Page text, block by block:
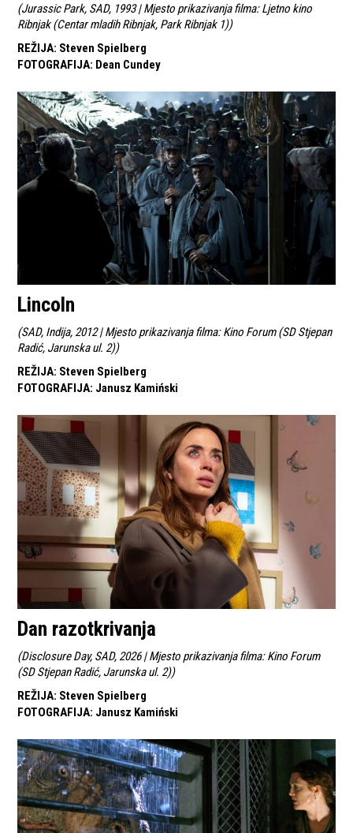
(Jurassic Park, SAD, 1993 | Mjesto prikazivanja filma: Ljetno kino
Ribnjak (Centar mladih Ribnjak, Park Ribnjak 1))
REŽIJA: Steven Spielberg
FOTOGRAFIJA: Dean Cundey
Lincoln
(SAD, Indija, 2012 | Mjesto prikazivanja filma: Kino Forum (SD Stjepan
Radić, Jarunska ul. 2))
REŽIJA: Steven Spielberg
FOTOGRAFIJA: Janusz Kamiński
Dan razotkrivanja
(Disclosure Day, SAD, 2026 | Mjesto prikazivanja filma: Kino Forum
(SD Stjepan Radić, Jarunska ul. 2))
REŽIJA: Steven Spielberg
FOTOGRAFIJA: Janusz Kamiński